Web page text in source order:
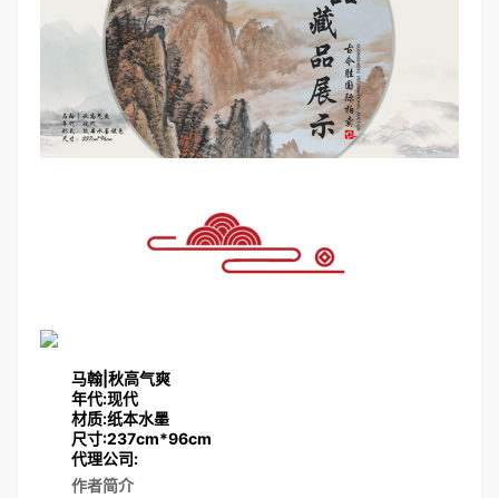
马翰|秋高气爽
年代:现代
材质:纸本水墨
尺寸:237cm*96cm
代理公司:
作者简介